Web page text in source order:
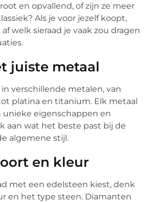
en opvallend, of zijn ze meer
Als je voor jezelf koopt,
welk sieraad je vaak zou dragen
juiste metaal
in verschillende metalen, van
platina en titanium. Elk metaal
unieke eigenschappen en
aan wat het beste past bij de
algemene stijl.
en kleur
met een edelsteen kiest, denk
en het type steen. Diamanten